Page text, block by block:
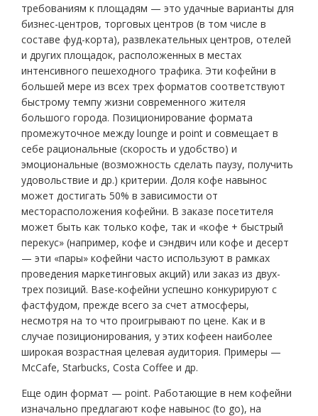
требованиям к площадям — это удачные варианты для
бизнес-центров, торговых центров (в том числе в
составе фуд-корта), развлекательных центров, отелей
и других площадок, расположенных в местах
интенсивного пешеходного трафика. Эти кофейни в
большей мере из всех трех форматов соответствуют
быстрому темпу жизни современного жителя
большого города. Позиционирование формата
промежуточное между lounge и point и совмещает в
себе рациональные (скорость и удобство) и
эмоциональные (возможность сделать паузу, получить
удовольствие и др.) критерии. Доля кофе навынос
может достигать 50% в зависимости от
месторасположения кофейни. В заказе посетителя
может быть как только кофе, так и «кофе + быстрый
перекус» (например, кофе и сэндвич или кофе и десерт
— эти «пары» кофейни часто используют в рамках
проведения маркетинговых акций) или заказ из двух-
трех позиций. Base-кофейни успешно конкурируют с
фастфудом, прежде всего за счет атмосферы,
несмотря на то что проигрывают по цене. Как и в
случае позиционирования, у этих кофеен наиболее
широкая возрастная целевая аудитория. Примеры —
McCafe, Starbucks, Costa Coffee и др.
Еще один формат — point. Работающие в нем кофейни
изначально предлагают кофе навынос (to go), на